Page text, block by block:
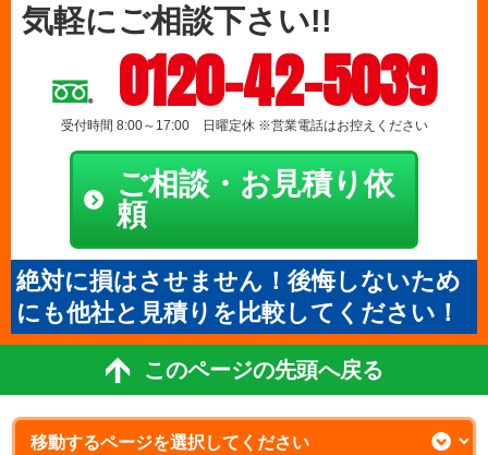
気軽にご相談下さい!!
0120-42-5039
受付時間 8:00～17:00 日曜定休 ※営業電話はお控えください
ご相談・お見積り依
頼
絶対に損はさせません！後悔しないため
にも他社と見積りを比較してください！
このページの先頭へ戻る